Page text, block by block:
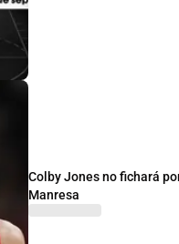
Colby Jones no fichará
Manresa